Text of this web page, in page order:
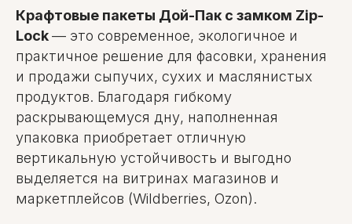
Крафтовые пакеты Дой-Пак с замком Zip-
Lock— это современное, экологичное и
практичное решение для фасовки, хранения
и продажи сыпучих, сухих и маслянистых
продуктов. Благодаря гибкому
раскрывающемуся дну, наполненная
упаковка приобретает отличную
вертикальную устойчивость и выгодно
выделяется на витринах магазинов и
маркетплейсов (Wildberries, Ozon).